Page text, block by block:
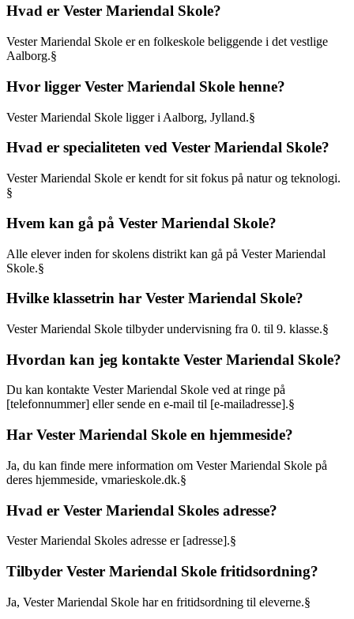
Hvad er Vester Mariendal Skole?
Vester Mariendal Skole er en folkeskole beliggende i det vestlige
Aalborg.§
Hvor ligger Vester Mariendal Skole henne?
Vester Mariendal Skole ligger i Aalborg, Jylland.§
Hvad er specialiteten ved Vester Mariendal Skole?
Vester Mariendal Skole er kendt for sit fokus på natur og teknologi.
§
Hvem kan gå på Vester Mariendal Skole?
Alle elever inden for skolens distrikt kan gå på Vester Mariendal
Skole.§
Hvilke klassetrin har Vester Mariendal Skole?
Vester Mariendal Skole tilbyder undervisning fra 0. til 9. klasse.§
Hvordan kan jeg kontakte Vester Mariendal Skole?
Du kan kontakte Vester Mariendal Skole ved at ringe på
[telefonnummer] eller sende en e-mail til [e-mailadresse].§
Har Vester Mariendal Skole en hjemmeside?
Ja, du kan finde mere information om Vester Mariendal Skole på
deres hjemmeside, vmarieskole.dk.§
Hvad er Vester Mariendal Skoles adresse?
Vester Mariendal Skoles adresse er [adresse].§
Tilbyder Vester Mariendal Skole fritidsordning?
Ja, Vester Mariendal Skole har en fritidsordning til eleverne.§